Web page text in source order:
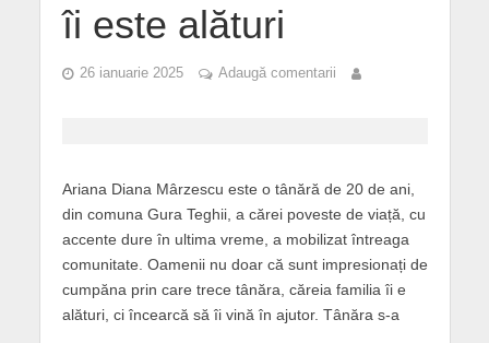
îi este alături
26 ianuarie 2025 Adaugă comentarii
Ariana Diana Mârzescu este o tânără de 20 de ani,
din comuna Gura Teghii, a cărei poveste de viață, cu
accente dure în ultima vreme, a mobilizat întreaga
comunitate. Oamenii nu doar că sunt impresionați de
cumpăna prin care trece tânăra, căreia familia îi e
alături, ci încearcă să îi vină în ajutor. Tânăra s-a